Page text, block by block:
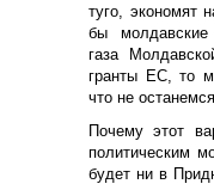
туго, экономят
бы молдавские
газа
гранты ЕС, то
что не
Почему этот
политическим
будет ни в